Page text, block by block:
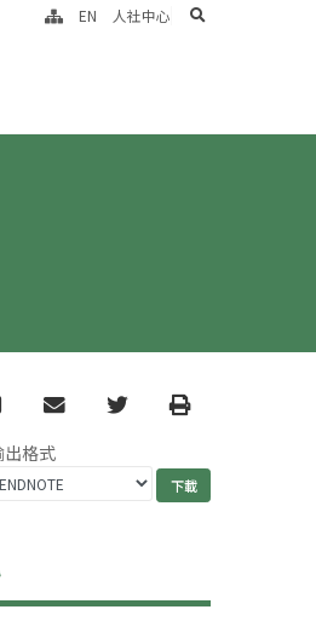
EN 人社中心 search
email TwitterPrint
出格式